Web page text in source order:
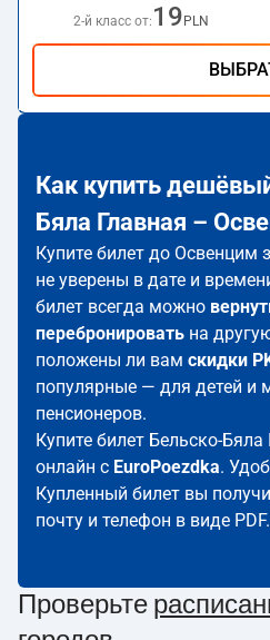
2-й класс от: 19 PLN
Как купить
Бяла Главная –
Купите билет до Освенцим
не уверены в дате и
билет всегда можно
перебронировать на
положены ли вам скидки
популярные — для детей и
пенсионеров.
Купите билет Бельско-
онлайн с EuroPoezdka.
Купленный билет вы
почту и телефон в виде PDF.
Проверьте